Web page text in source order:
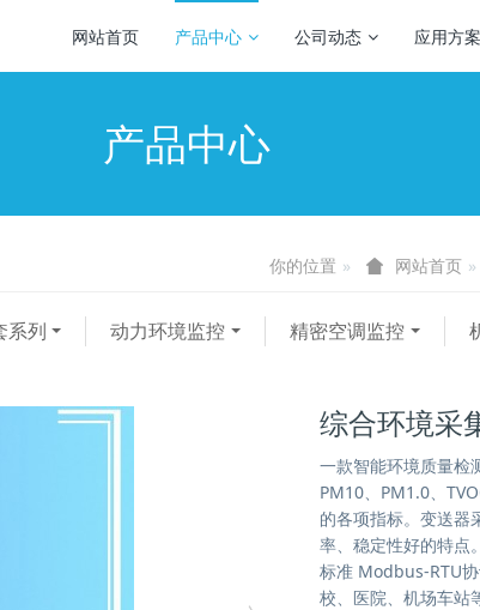
网站首页 产品中心 公司动态 应用方案
产品中心
你的位置 网站首页
系列 动力环境监控 精密空调监控
综合环境采
一款智能环境质量检
PM10、PM1.0、
的各项指标。变送器
率、稳定性好的特点
标准 Modbus-RTU
校、医院、机场车站